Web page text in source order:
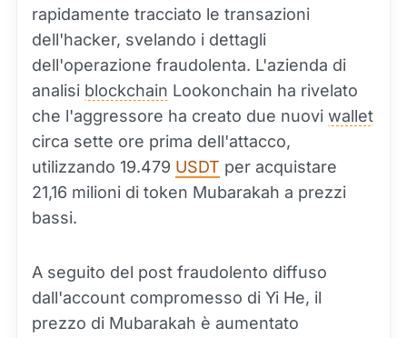
rapidamente tracciato le transazioni
dell'hacker, svelando i dettagli
dell'operazione fraudolenta. L'azienda di
analisi blockchain Lookonchain ha rivelato
che l'aggressore ha creato due nuovi wallet
circa sette ore prima dell'attacco,
utilizzando 19.479 USDT per acquistare
21,16 milioni di token Mubarakah a prezzi
bassi.
A seguito del post fraudolento diffuso
dall'account compromesso di Yi He, il
prezzo di Mubarakah è aumentato